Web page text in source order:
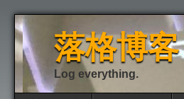
落格博客
Log everything.